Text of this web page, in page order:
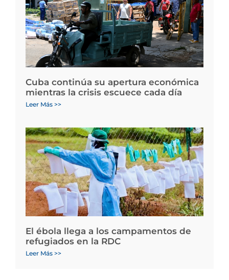
Cuba continúa su apertura económica
mientras la crisis escuece cada día
Leer Más >>
El ébola llega a los campamentos de
refugiados en la RDC
Leer Más >>